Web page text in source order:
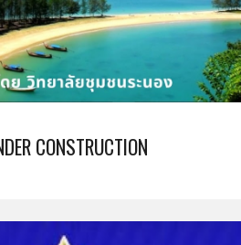
CONSTRUCTION